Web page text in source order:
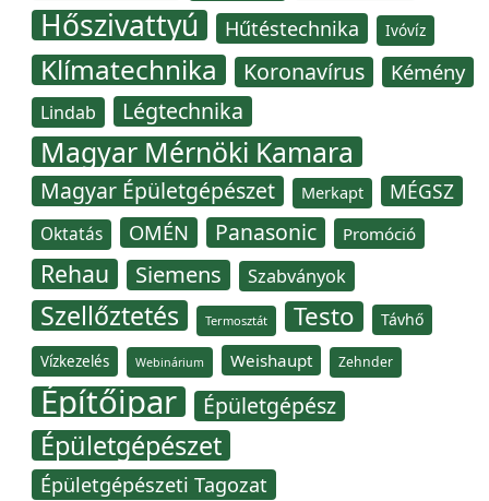
Hőszivattyú Hűtéstechnika Ivóvíz
Klímatechnika Koronavírus Kémény
Lindab Légtechnika
Magyar Mérnöki Kamara
Magyar Épületgépészet Merkapt MÉGSZ
Oktatás OMÉN Panasonic Promóció
Rehau Siemens Szabványok
Szellőztetés Termosztát Testo Távhő
Vízkezelés Webinárium Weishaupt Zehnder
Építőipar Épületgépész
Épületgépészet
Épületgépészeti Tagozat